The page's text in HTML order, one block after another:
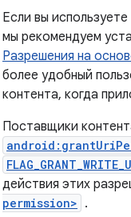
Если вы
мы рекомендуем
Разрешения на
более удобный
контента, когда
Поставщики
действия этих
permission> .